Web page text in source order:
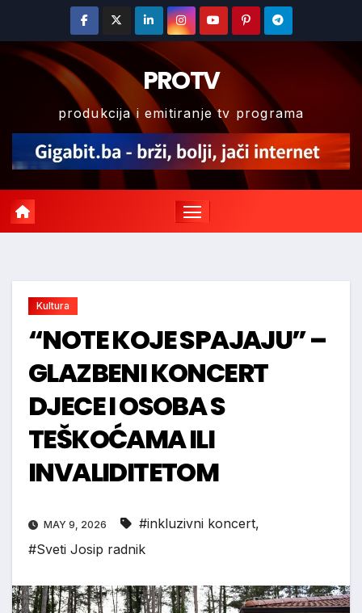
content
PROTV
produkcija i emitiranje tv programa
Kultura
“NOTE KOJE SPAJAJU” –
GLAZBENI KONCERT
DJECE I OSOBA S
TEŠKOĆAMA ILI
INVALIDITETOM
MAY 9, 2026 #inkluzivni koncert,
#Sveti Josip radnik